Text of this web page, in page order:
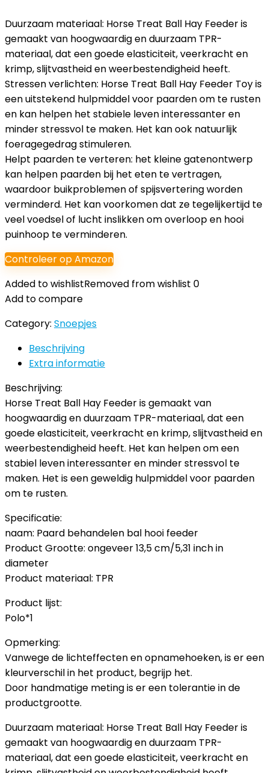
Duurzaam materiaal: Horse Treat Ball Hay Feeder is
gemaakt van hoogwaardig en duurzaam TPR-
materiaal, dat een goede elasticiteit, veerkracht en
krimp, slijtvastheid en weerbestendigheid heeft.
Stressen verlichten: Horse Treat Ball Hay Feeder Toy is
een uitstekend hulpmiddel voor paarden om te rusten
en kan helpen het stabiele leven interessanter en
minder stressvol te maken. Het kan ook natuurlijk
foeragegedrag stimuleren.
Helpt paarden te verteren: het kleine gatenontwerp
kan helpen paarden bij het eten te vertragen,
waardoor buikproblemen of spijsvertering worden
verminderd. Het kan voorkomen dat ze tegelijkertijd te
veel voedsel of lucht inslikken om overloop en hooi
puinhoop te verminderen.
Controleer op Amazon
Added to wishlistRemoved from wishlist 0
Add to compare
Category: Snoepjes
Beschrijving
Extra informatie
Beschrijving:
Horse Treat Ball Hay Feeder is gemaakt van
hoogwaardig en duurzaam TPR-materiaal, dat een
goede elasticiteit, veerkracht en krimp, slijtvastheid en
weerbestendigheid heeft. Het kan helpen om een
stabiel leven interessanter en minder stressvol te
maken. Het is een geweldig hulpmiddel voor paarden
om te rusten.
Specificatie:
naam: Paard behandelen bal hooi feeder
Product Grootte: ongeveer 13,5 cm/5,31 inch in
diameter
Product materiaal: TPR
Product lijst:
Polo*1
Opmerking:
Vanwege de lichteffecten en opnamehoeken, is er een
kleurverschil in het product, begrijp het.
Door handmatige meting is er een tolerantie in de
productgrootte.
Duurzaam materiaal: Horse Treat Ball Hay Feeder is
gemaakt van hoogwaardig en duurzaam TPR-
materiaal, dat een goede elasticiteit, veerkracht en